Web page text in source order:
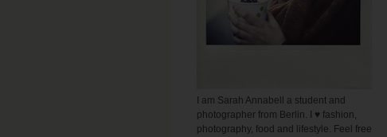
I am Sarah Annabell a student and
photographer from Berlin. I ♥ fashion,
photography, food and lifestyle. Feel free